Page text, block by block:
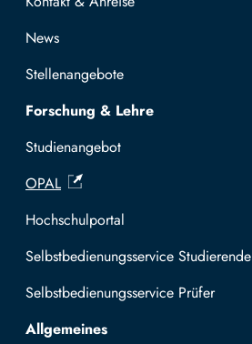
News
Stellenangebote
Forschung & Lehre
Studienangebot
OPAL
Hochschulportal
Selbstbedienungsservice Studierende
Selbstbedienungsservice Prüfer
Allgemeines